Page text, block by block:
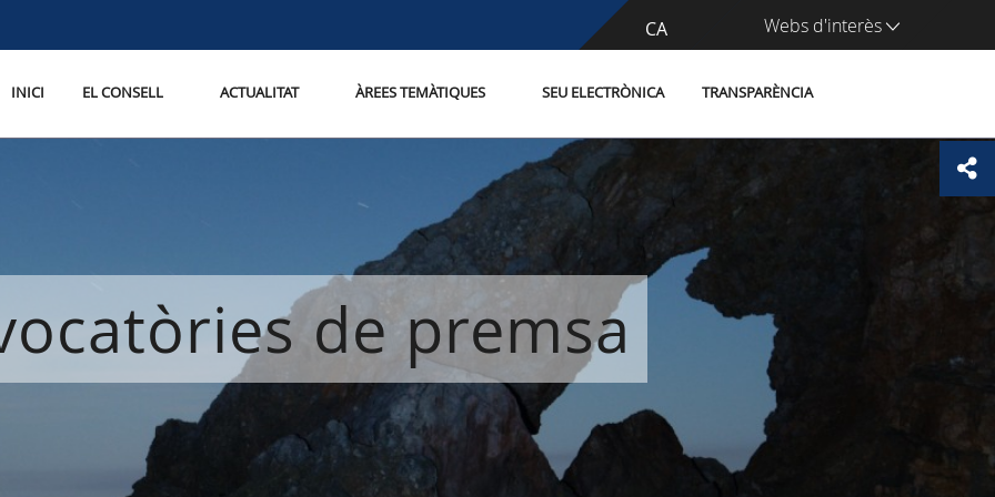
CA
ES Webs d'interès
INICI EL CONSELL ACTUALITAT ÀREES TEMÀTIQUES SEU ELECTRÒNICA TRANSPARÈNCIA
de premsa